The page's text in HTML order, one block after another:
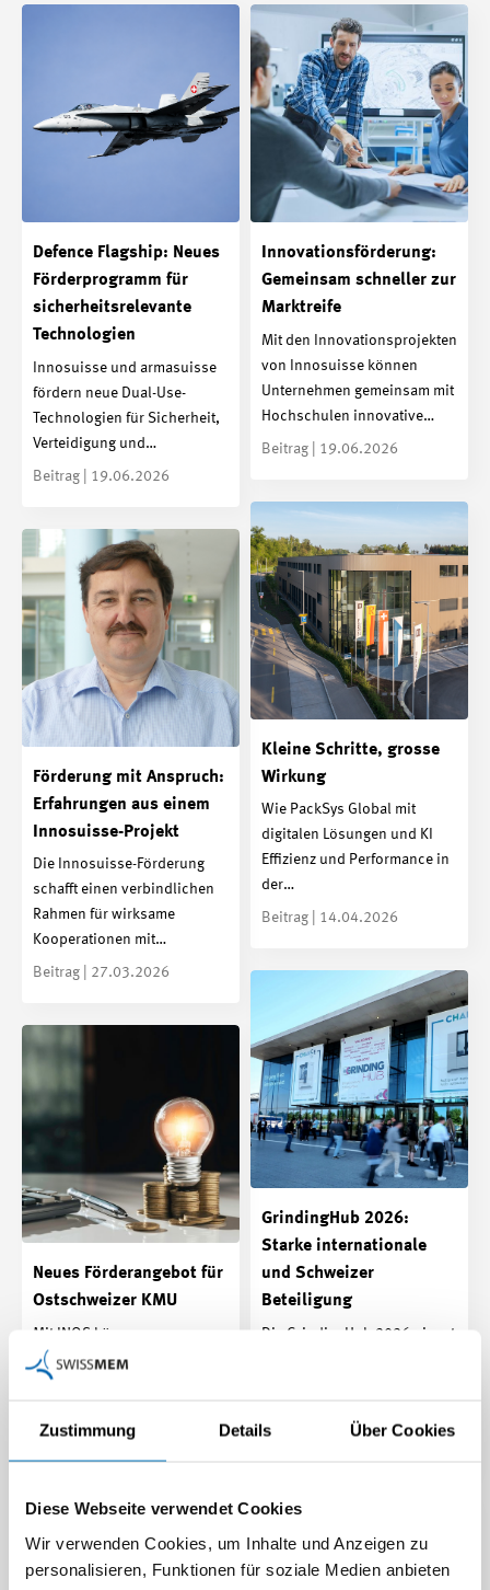
Zustimmung Details Über Cookies
Diese Webseite verwendet Cookies
Wir verwenden Cookies, um Inhalte und Anzeigen zu
personalisieren, Funktionen für soziale Medien anbieten
Defence Flagship: Neues
Förderprogramm für
sicherheitsrelevante
Technologien
Innosuisse und armasuisse
fördern neue Dual-Use-
Technologien für Sicherheit,
Verteidigung und…
Beitrag | 19.06.2026
Innovationsförderung:
Gemeinsam schneller zur
Marktreife
Mit den Innovationsprojekten
von Innosuisse können
Unternehmen gemeinsam mit
Hochschulen innovative…
Beitrag | 19.06.2026
Kleine Schritte, grosse
Wirkung
Wie PackSys Global mit
digitalen Lösungen und KI
Effizienz und Performance in
der…
Beitrag | 14.04.2026
Förderung mit Anspruch:
Erfahrungen aus einem
Innosuisse-Projekt
Die Innosuisse-Förderung
schafft einen verbindlichen
Rahmen für wirksame
Kooperationen mit…
Beitrag | 27.03.2026
GrindingHub 2026:
Starke internationale
und Schweizer
Beteiligung
Die GrindingHub 2026 nimmt
Beitrag | 13.03.2026
Neues Förderangebot für
Ostschweizer KMU
Mit INOS können
Kooperationsprojekte
zwischen KMU mit bis zu CHF
…
Beitrag | 13.03.2026